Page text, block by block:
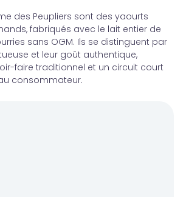
des Peupliers sont des yaourts
fabriqués avec le lait entier de
sans OGM. Ils se distinguent par
et leur goût authentique,
faire traditionnel et un circuit court
consommateur.